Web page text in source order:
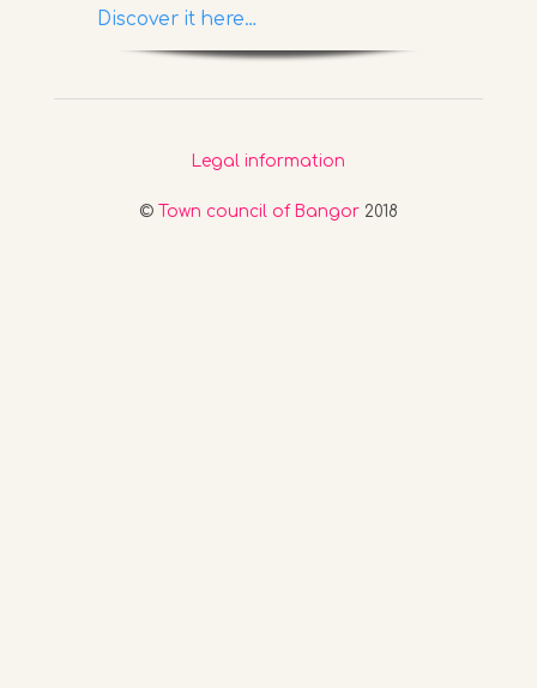
Discover it here…
Legal information
© Town council of Bangor2018